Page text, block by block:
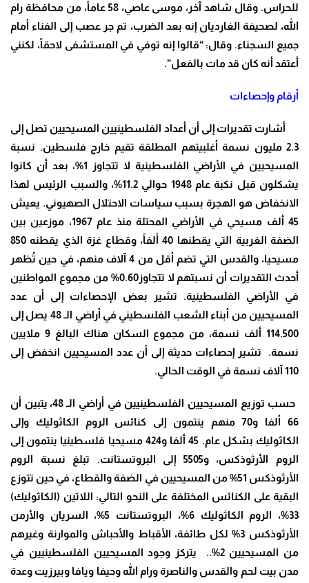
للحراس. وقال شاهد آخر، موسى عاصي، 58 عاماً، من محافظة رام
الله، لصحيفة الغارديان إنه بعد الضرب، تم جر عصب إلى الفناء أمام
جميع السجناء. وقال: “قالوا إنه توفي في المستشفى لاحقاً، لكنني
أعتقد أنه كان قد مات بالفعل”.
أرقام وإحصاءات
أشارت تقديرات إلى أن أعداد الفلسطينيين المسيحيين تصل إلى
2.3 مليون نسمة أغلبيتهم المطلقة تقيم خارج فلسطين. نسبة
المسيحيين في الأراضي الفلسطينية لا تتجاوز 1%، بعد أن كانوا
يشكلون قبل نكبة عام 1948 حوالي 11.2%، والسبب الرئيس لهذا
الانخفاض هو الهجرة بسبب سياسات الاحتلال الصهيوني. يعيش
45 ألف مسيحي في الأراضي المحتلة منذ عام 1967، موزعين بين
الضفة الغربية التي يقطنها 40 ألفاً، وقطاع غزة الذي يقطنه 850
مسيحيا، والقدس التي تضم أقل من 4 آلاف منهم، في حين تُظهر
أحدث التقديرات أن نسبتهم لا تتجاوز0.60% من مجموع المواطنين
في الأراضي الفلسطينية. تشير بعض الإحصاءات إلى أن عدد
المسيحيين من أبناء الشعب الفلسطيني في أراضي الـ 48 يصل إلى
114.500 ألف نسمة، من مجموع السكان هناك البالغ 9 ملايين
نسمة. تشير إحصاءات حديثة إلى أن عدد المسيحيين انخفض إلى
110 آلاف نسمة في الوقت الحالي.
حسب توزيع المسيحيين الفلسطينيين في أراضي الـ 48، يتبين أن
66 ألفا و70 منهم ينتمون إلى كنائس الروم الكاثوليك وإلى
الكاثوليك بشكل عام. 45 ألفا و424 مسيحيا فلسطينيا ينتمون إلى
الروم الأرثوذكس، و5505 إلى البروتستانت. تبلغ نسبة الروم
الأرثوذكس 51% من المسيحيين في الضفة والقطاع، في حين تتوزع
البقية على الكنائس المختلفة على النحو التالي: اللاتين (الكاثوليك)
33%، الروم الكاثوليك 6%، البروتستانت 5%، السريان والأرمن
الأرثوذكس 3% لكل طائفة، الأقباط والأحباش والموارنة وغيرهم
من المسيحيين 2%.. يتركز وجود المسيحيين الفلسطينيين في
مدن بيت لحم والقدس والناصرة ورام الله وحيفا ويافا وبيرزيت وعدة